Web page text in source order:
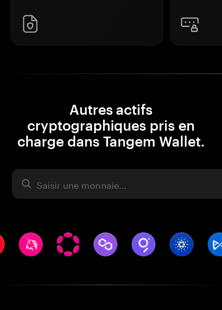
Autres actifs
cryptographiques pris en
charge dans Tangem Wallet.
Actifs